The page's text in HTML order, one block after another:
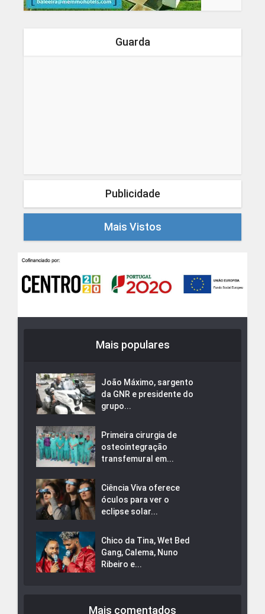
Guarda
Publicidade
Mais Vistos
Mais populares
João Máximo, sargento
da GNR e presidente do
grupo...
Primeira cirurgia de
osteointegração
transfemural em...
Ciência Viva oferece
óculos para ver o
eclipse solar...
Chico da Tina, Wet Bed
Gang, Calema, Nuno
Ribeiro e...
Mais comentados